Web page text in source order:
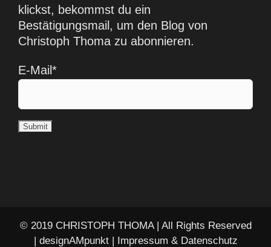
klickst, bekommst du ein
Bestätigungsmail, um den Blog von
Christoph Thoma zu abonnieren.
E-Mail*
© 2019 CHRISTOPH THOMA | All Rights Reserved
| designAMpunkt | Impressum & Datenschutz